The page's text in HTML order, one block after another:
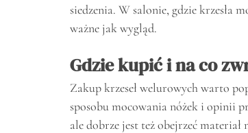
siedzenia. W salonie, gdzie krzesła
ważne jak wygląd.
Gdzie kupić i na co
Zakup krzeseł welurowych warto
sposobu mocowania nóżek i opinii
ale dobrze jest też obejrzeć materiał